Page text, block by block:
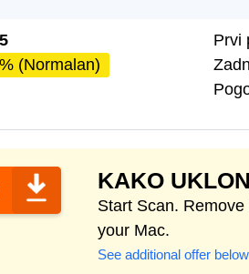
(Normalan)
Prvi
KAKO
Start Scan.
your Mac.
See additional offer